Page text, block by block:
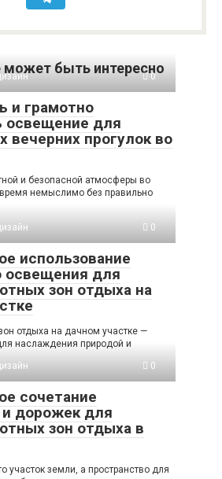
быть интересно
0
и грамотно
освещение для
вечерних прогулок во
и безопасной атмосферы во
немыслимо без правильно
0
использование
освещения для
зон отдыха на
отдыха на дачном участке —
наслаждения природой и
0
сочетание
дорожек для
зон отдыха в
участок земли, а пространство для